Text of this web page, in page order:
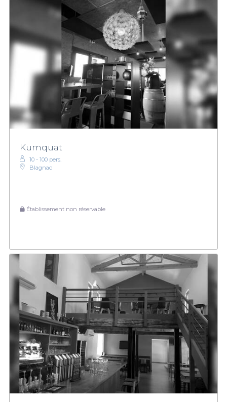
Kumquat
10 - 100 pers.
Blagnac
Établissement non réservable